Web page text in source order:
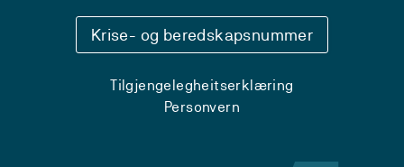
Krise- og beredskapsnummer
Tilgjengelegheitserklæring
Personvern